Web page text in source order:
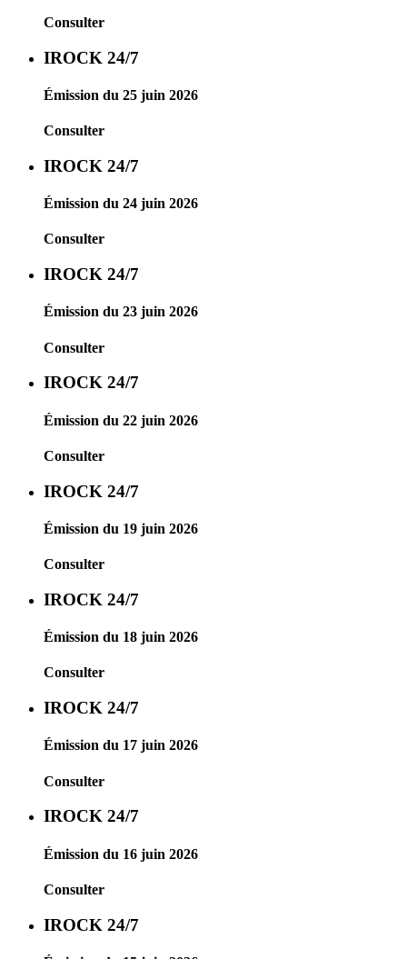
Consulter
IROCK 24/7
Émission du 25 juin 2026
Consulter
IROCK 24/7
Émission du 24 juin 2026
Consulter
IROCK 24/7
Émission du 23 juin 2026
Consulter
IROCK 24/7
Émission du 22 juin 2026
Consulter
IROCK 24/7
Émission du 19 juin 2026
Consulter
IROCK 24/7
Émission du 18 juin 2026
Consulter
IROCK 24/7
Émission du 17 juin 2026
Consulter
IROCK 24/7
Émission du 16 juin 2026
Consulter
IROCK 24/7